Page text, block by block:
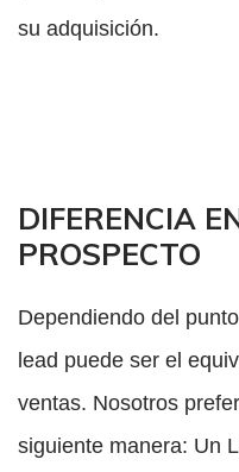
su adquisición.
DIFERENCIA
PROSPECTO
Dependiendo del
lead puede ser el
ventas. Nosotros
siguiente manera: Un